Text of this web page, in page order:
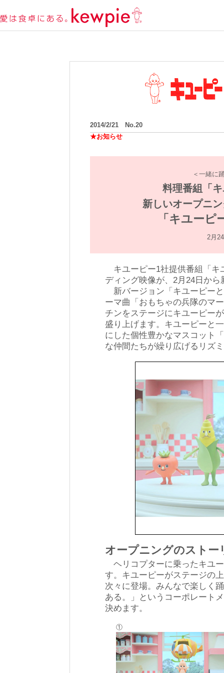
2014/2/21 No.20
★お知らせ
＜一緒に
料理番組「
新しいオープニ
「キユー
2月
キユーピー1社提供番組「キ
ディング映像が、2月24日か
新バージョン「キユーピー
ーマ曲「おもちゃの兵隊のマ
チンをステージにキユーピー
盛り上げます。キユーピーと
にした個性豊かなマスコット
な仲間たちが繰り広げるリズ
オープニングのストー
ヘリコプターに乗ったキユ
す。キユーピーがステージの
次々に登場。みんなで楽しく
ある。」というコーポレート
決めます。
①